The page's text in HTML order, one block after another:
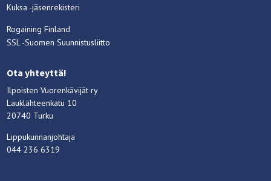
Kuksa -jäsenrekisteri
Rogaining Finland
SSL -Suomen Suunnistusliitto
Ota yhteyttä!
Ilpoisten Vuorenkävijät ry
Lauklähteenkatu 10
20740 Turku
Lippukunnanjohtaja
044 236 6319